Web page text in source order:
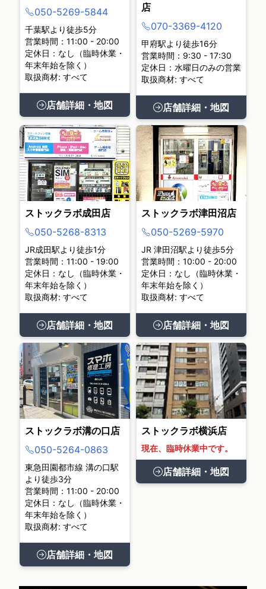
050-5269-5844
千葉駅より徒歩5分
営業時間：11:00 - 20:00
定休日：なし（臨時休業・
年末年始を除く）
取扱商材: すべて
店舗詳細・地図
店
070-3369-4120
甲府駅より徒歩16分
営業時間：9:30 - 17:30
定休日：水曜日のみの営業
取扱商材: すべて
店舗詳細・地図
ストックラボ成田店
050-5268-8313
JR成田駅より徒歩1分
営業時間：11:00 - 19:00
定休日：なし（臨時休業・
年末年始を除く）
取扱商材: すべて
店舗詳細・地図
ストックラボ津田沼店
050-5269-5970
JR 津田沼駅より徒歩5分
営業時間：10:00 - 20:00
定休日：なし（臨時休業・
年末年始を除く）
取扱商材: すべて
店舗詳細・地図
ストックラボ溝の口店
050-5264-0863
東急田園都市線 溝の口駅
より徒歩3分
営業時間：11:00 - 20:00
定休日：なし（臨時休業・
年末年始を除く）
取扱商材: すべて
店舗詳細・地図
ストックラボ横浜店
現在、臨時休業中です。
店舗詳細・地図